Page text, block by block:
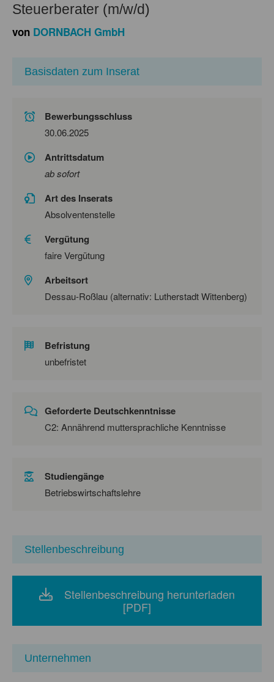
Steuerberater (m/w/d)
von DORNBACH GmbH
Basisdaten zum Inserat
Bewerbungsschluss
30.06.2025
Antrittsdatum
ab sofort
Art des Inserats
Absolventenstelle
Vergütung
faire Vergütung
Arbeitsort
Dessau-Roßlau (alternativ: Lutherstadt Wittenberg)
Befristung
unbefristet
Geforderte Deutschkenntnisse
C2: Annährend muttersprachliche Kenntnisse
Studiengänge
Betriebswirtschaftslehre
Stellenbeschreibung
Stellenbeschreibung herunterladen
[PDF]
Unternehmen